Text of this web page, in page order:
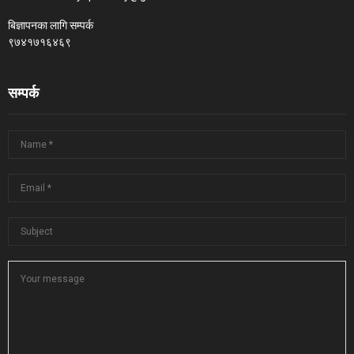
बिज्ञापनका लागि सम्पर्क
९७४१७१६४६९
सम्पर्क